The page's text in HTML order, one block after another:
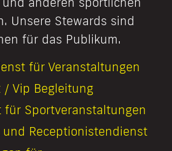
Unsere Stewards sind
für das Publikum.
für Veranstaltungen
/ Vip Begleitung
für Sport­veranstaltungen
Receptionisten­dienst